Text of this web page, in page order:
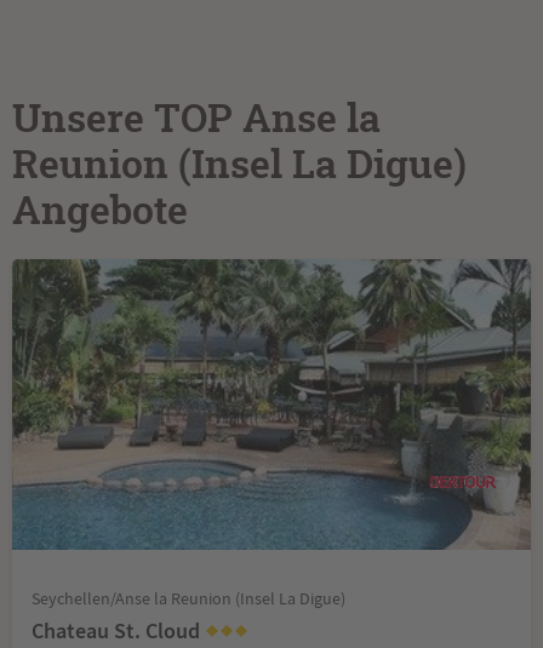
Unsere TOP Anse la
Reunion (Insel La Digue)
Angebote
Seychellen/Anse la Reunion (Insel La Digue)
Chateau St. Cloud